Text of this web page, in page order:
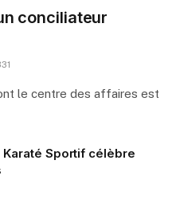
conciliateur
le centre des affaires est
Karaté Sportif célèbre